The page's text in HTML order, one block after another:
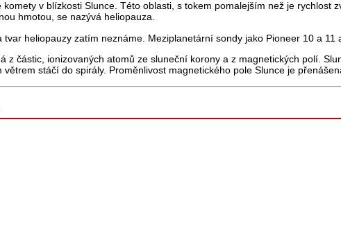
komety v blízkosti Slunce. Této oblasti, s tokem pomalejším než je
hmotou, se nazývá heliopauza.
tvar heliopauzy zatím neznáme. Meziplanetární sondy jako Pioneer 10 a
z částic, ionizovaných atomů ze sluneční korony a z magnetických polí.
větrem stáčí do spirály. Proměnlivost magnetického pole Slunce je